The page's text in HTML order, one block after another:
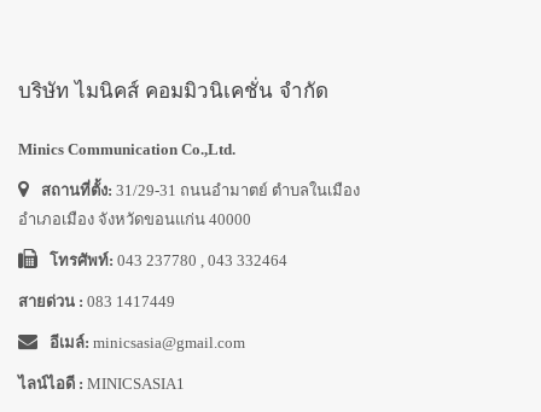
บริษัท ไมนิคส์ คอมมิวนิเคชั่น จำกัด
Minics Communication Co.,Ltd.
สถานที่ตั้ง: 31/29-31 ถนนอำมาตย์ ตำบลในเมือง
อำเภอเมือง จังหวัดขอนแก่น 40000
โทรศัพท์: 043 237780 , 043 332464
สายด่วน : 083 1417449
อีเมล์: minicsasia@gmail.com
ไลน์ไอดี : MINICSASIA1